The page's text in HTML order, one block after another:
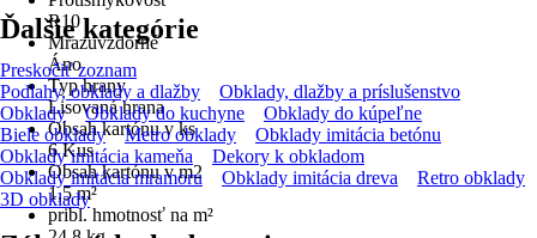
R10
Mrazuvzdorné
Áno
Typ hrany
Lisovaná hrana
Obsah kartónu v ks
6 Kus
Obsah kartónu v m2
1,5 m²
pribl. hmotnosť na m²
Ďalšie kategórie
Preskočiť zoznam
Podlahy, obklady a dlažby
Obklady, dlažby a príslušenstvo
Obklady
Obklady do kuchyne
Obklady do kúpeľne
Biele obklady
Metro obklady
Obklady imitácia betónu
Obklady imitácia kameňa
Dekory k obkladom
Obklady imitácia mramoru
Obklady imitácia dreva
Retro obklady
3D obklady